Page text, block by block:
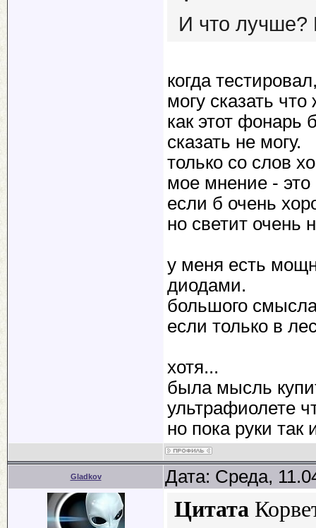
И что лучше?
когда
могу сказать
как этот фонарь
сказать не могу.
только со слов
мое мнение - это
если б очень
но светит очень
у меня есть
диодами.
большого
если только в
хотя...
была мысль
ультрафиолете
но пока руки
Gladkov Дата: Среда,
Цитата